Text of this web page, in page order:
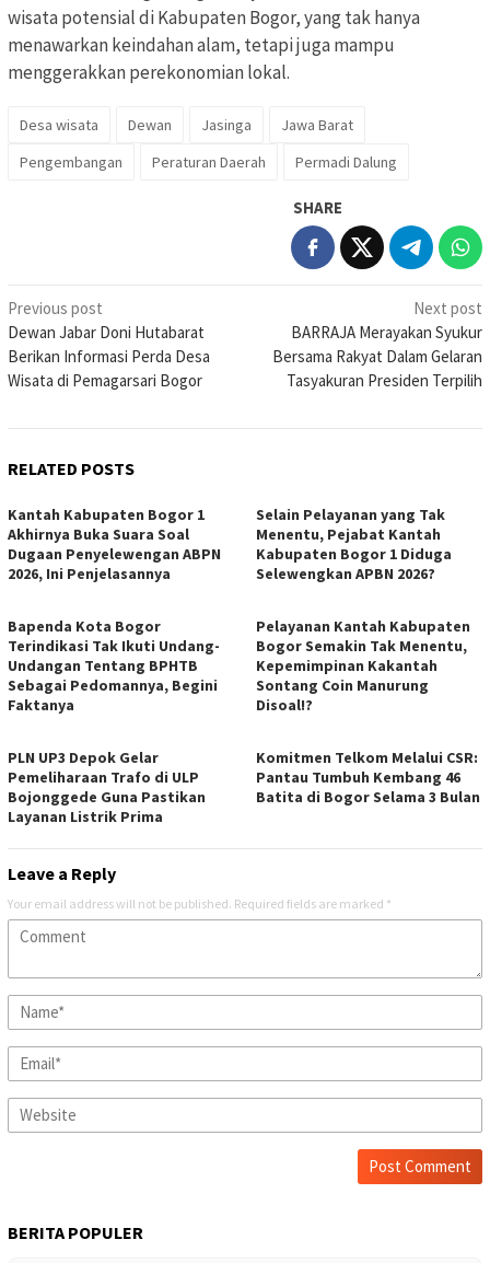
wisata potensial di Kabupaten Bogor, yang tak hanya
menawarkan keindahan alam, tetapi juga mampu
menggerakkan perekonomian lokal.
Desa wisata Dewan Jasinga
Jawa Barat
Pengembangan
Peraturan Daerah Permadi Dalung
SHARE
Post
navigation
Previous post
Dewan Jabar Doni Hutabarat
Berikan Informasi Perda Desa
Wisata di Pemagarsari Bogor
Next post
BARRAJA Merayakan Syukur
Bersama Rakyat Dalam Gelaran
Tasyakuran Presiden Terpilih
RELATED POSTS
Kantah Kabupaten Bogor 1
Akhirnya Buka Suara Soal
Dugaan Penyelewengan ABPN
2026, Ini Penjelasannya
Selain Pelayanan yang Tak
Menentu, Pejabat Kantah
Kabupaten Bogor 1 Diduga
Selewengkan APBN 2026?
Bapenda Kota Bogor
Terindikasi Tak Ikuti Undang-
Undangan Tentang BPHTB
Sebagai Pedomannya, Begini
Faktanya
Pelayanan Kantah Kabupaten
Bogor Semakin Tak Menentu,
Kepemimpinan Kakantah
Sontang Coin Manurung
Disoal!?
PLN UP3 Depok Gelar
Pemeliharaan Trafo di ULP
Bojonggede Guna Pastikan
Layanan Listrik Prima
Komitmen Telkom Melalui CSR:
Pantau Tumbuh Kembang 46
Batita di Bogor Selama 3 Bulan
Leave a Reply
Your email address will not be published. Required fields are marked *
BERITA POPULER